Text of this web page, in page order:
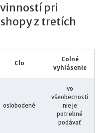
pri
z tretích
Clo
Colné
vyhlásenie
oslobodené
vo
všeobecnosti
nie je
potrebné
podávať